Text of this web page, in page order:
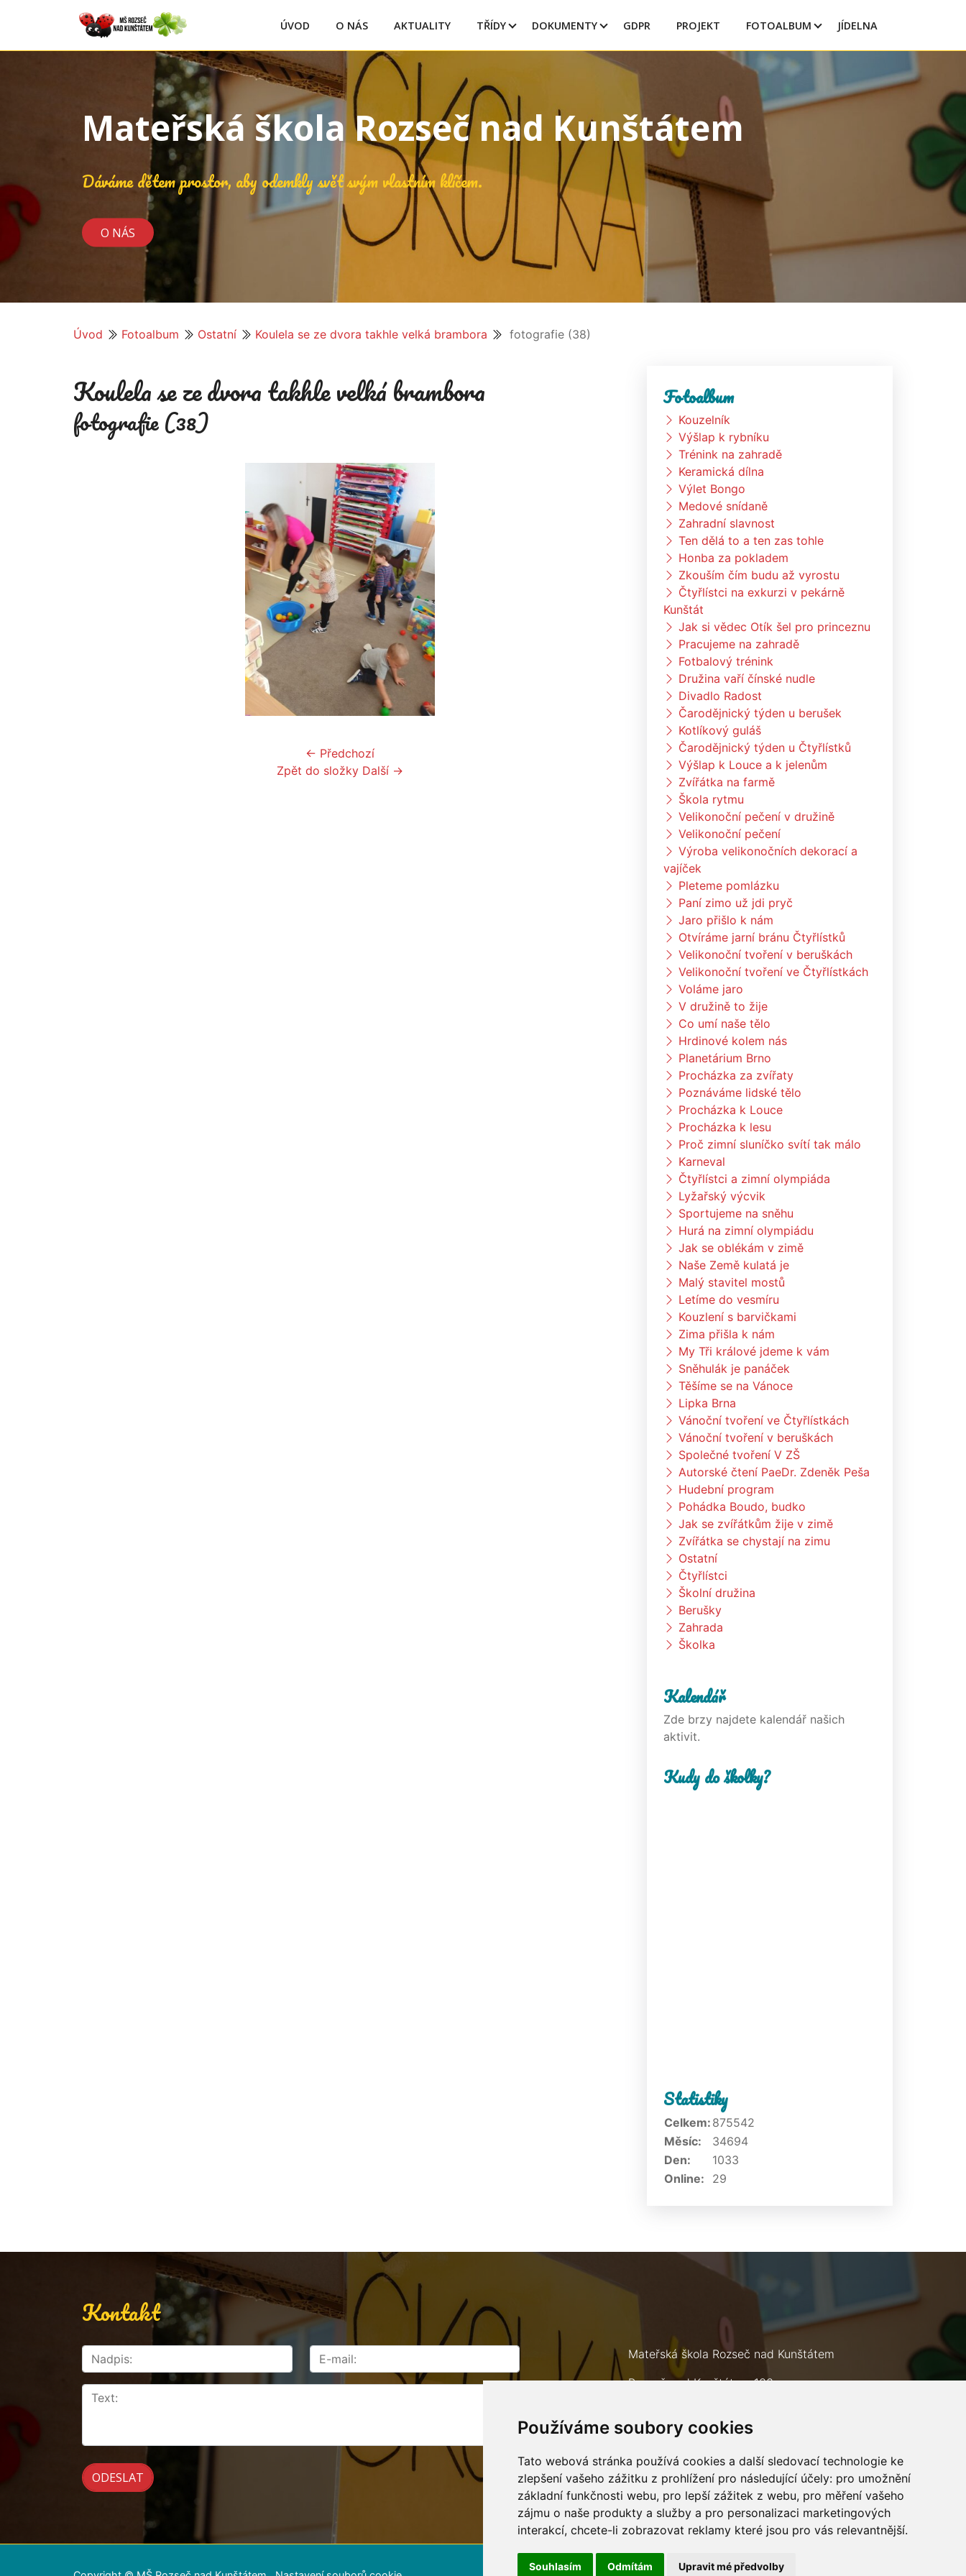
Používáme soubory cookies
Tato webová stránka používá cookies a další sledovací technologie ke
zlepšení vašeho zážitku z prohlížení pro následující účely: pro umožnění
základní funkčnosti webu, pro lepší zážitek z webu, pro měření vašeho
zájmu o naše produkty a služby a pro personalizaci marketingových
interakcí, chcete-li zobrazovat reklamy které jsou pro vás relevantnější.
Souhlasím Odmítám Upravit mé předvolby
ÚVOD O NÁS AKTUALITY TŘÍDY DOKUMENTY GDPR PROJEKT FOTOALBUM JÍDELNA
Mateřská škola Rozseč nad Kunštátem
Dáváme dětem prostor, aby odemkly svět svým vlastním klíčem.
O NÁS
Úvod Fotoalbum Ostatní Koulela se ze dvora takhle velká brambora fotografie (38)
Koulela se ze dvora takhle velká brambora
fotografie (38)
← Předchozí
Zpět do složky Další →
Fotoalbum
Kouzelník
Výšlap k rybníku
Trénink na zahradě
Keramická dílna
Výlet Bongo
Medové snídaně
Zahradní slavnost
Ten dělá to a ten zas tohle
Honba za pokladem
Zkouším čím budu až vyrostu
Čtyřlístci na exkurzi v pekárně
Kunštát
Jak si vědec Otík šel pro princeznu
Pracujeme na zahradě
Fotbalový trénink
Družina vaří čínské nudle
Divadlo Radost
Čarodějnický týden u berušek
Kotlíkový guláš
Čarodějnický týden u Čtyřlístků
Výšlap k Louce a k jelenům
Zvířátka na farmě
Škola rytmu
Velikonoční pečení v družině
Velikonoční pečení
Výroba velikonočních dekorací a
vajíček
Pleteme pomlázku
Paní zimo už jdi pryč
Jaro přišlo k nám
Otvíráme jarní bránu Čtyřlístků
Velikonoční tvoření v beruškách
Velikonoční tvoření ve Čtyřlístkách
Voláme jaro
V družině to žije
Co umí naše tělo
Hrdinové kolem nás
Planetárium Brno
Procházka za zvířaty
Poznáváme lidské tělo
Procházka k Louce
Procházka k lesu
Proč zimní sluníčko svítí tak málo
Karneval
Čtyřlístci a zimní olympiáda
Lyžařský výcvik
Sportujeme na sněhu
Hurá na zimní olympiádu
Jak se oblékám v zimě
Naše Země kulatá je
Malý stavitel mostů
Letíme do vesmíru
Kouzlení s barvičkami
Zima přišla k nám
My Tři králové jdeme k vám
Sněhulák je panáček
Těšíme se na Vánoce
Lipka Brna
Vánoční tvoření ve Čtyřlístkách
Vánoční tvoření v beruškách
Společné tvoření V ZŠ
Autorské čtení PaeDr. Zdeněk Peša
Hudební program
Pohádka Boudo, budko
Jak se zvířátkům žije v zimě
Zvířátka se chystají na zimu
Ostatní
Čtyřlístci
Školní družina
Berušky
Zahrada
Školka
Kalendář
Zde brzy najdete kalendář našich
aktivit.
Kudy do školky?
Statistiky
Online: 29
Celkem: 875542
Měsíc:
34694
Den:
1033
Kontakt
Mateřská škola Rozseč nad Kunštátem
Rozseč nad Kunštátem 133
Telefon: +420 602 693 226
E-mail:msrozsec@seznam.cz